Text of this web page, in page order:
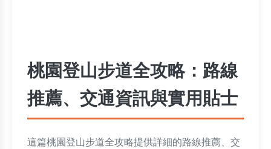
桃園登山步道全攻略：路線
推薦、交通資訊與實用貼士
這篇桃園登山步道全攻略提供詳細的路線推薦、交